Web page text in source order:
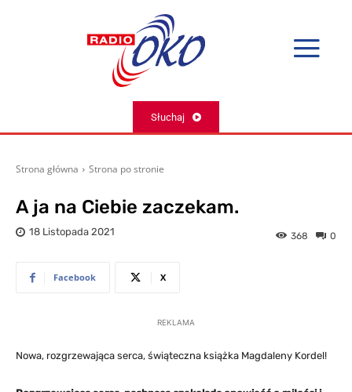
Słuchaj
Strona główna Strona po stronie
A ja na Ciebie zaczekam.
18 Listopada 2021 0
368
Facebook X
REKLAMA
Nowa, rozgrzewająca serca, świąteczna książka Magdaleny Kordel!